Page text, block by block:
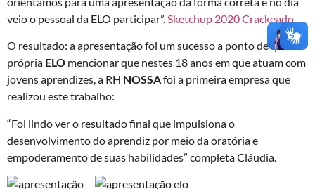
veio o pessoal da ELO participar”.Sketchup 2020 Crackeado
O resultado: a apresentação foi um sucesso a ponto de que a
própria ELO mencionar que nestes 18 anos em que atuam com
jovens aprendizes, a RH NOSSAfoi a primeira empresa que
realizou este trabalho:
“Foi lindo ver o resultado final que impulsiona o
desenvolvimento do aprendiz por meio da oratória e
empoderamento de suas habilidades” completa Cláudia.